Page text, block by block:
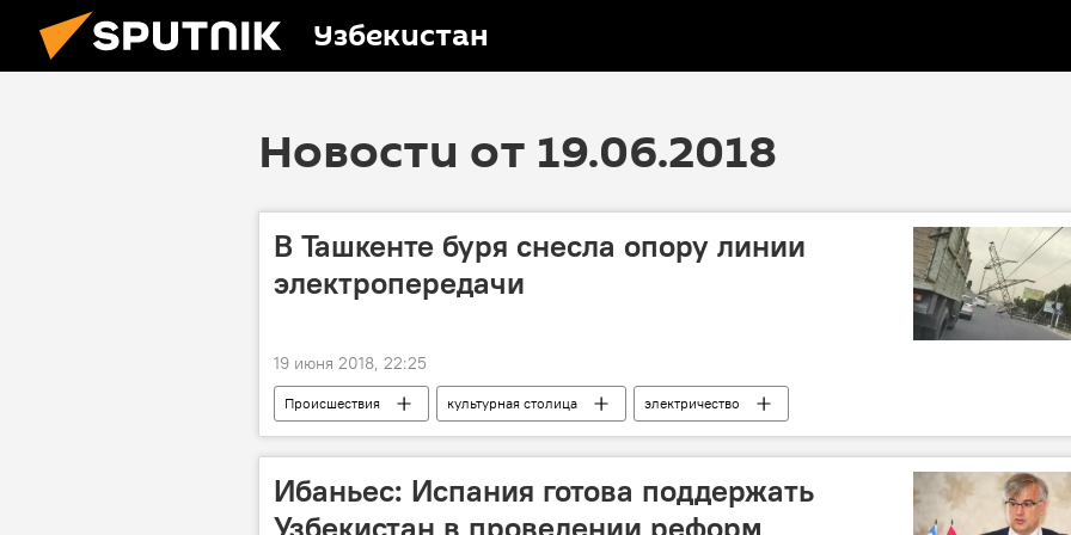
Узбекистан
Новости от 19.06.2018
В Ташкенте буря снесла опору линии
электропередачи
19 июня 2018, 22:25
Происшествия культурная столица электричество
Ибаньес: Испания готова поддержать